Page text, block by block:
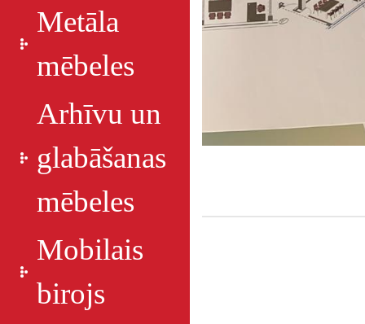
Metāla
mēbeles
Arhīvu un
glabāšanas
mēbeles
Mobilais
birojs